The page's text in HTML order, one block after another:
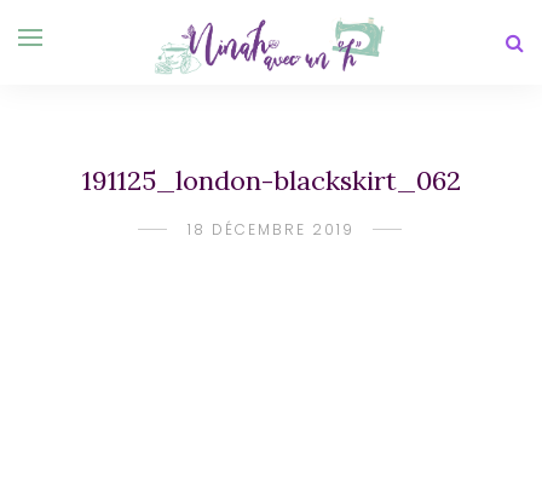
191125_london-blackskirt_062
18 DÉCEMBRE 2019